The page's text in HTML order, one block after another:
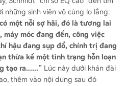
những sinh viên vô cùng lo lắng:
một nỗi sợ hãi, đó là tương lai
máy móc đang đến, công việc
hậu đang sụp đổ, chính trị đang
thừa kế một tình trạng hỗn loạn
tạo ra......” Lúc này dưới khán đài
thêm vào nội dung sau đó